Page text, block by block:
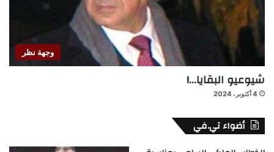
وجهة نظر
شيوعيو البقايا…!
4 أكتوبر، 2024
أضواء تي.في